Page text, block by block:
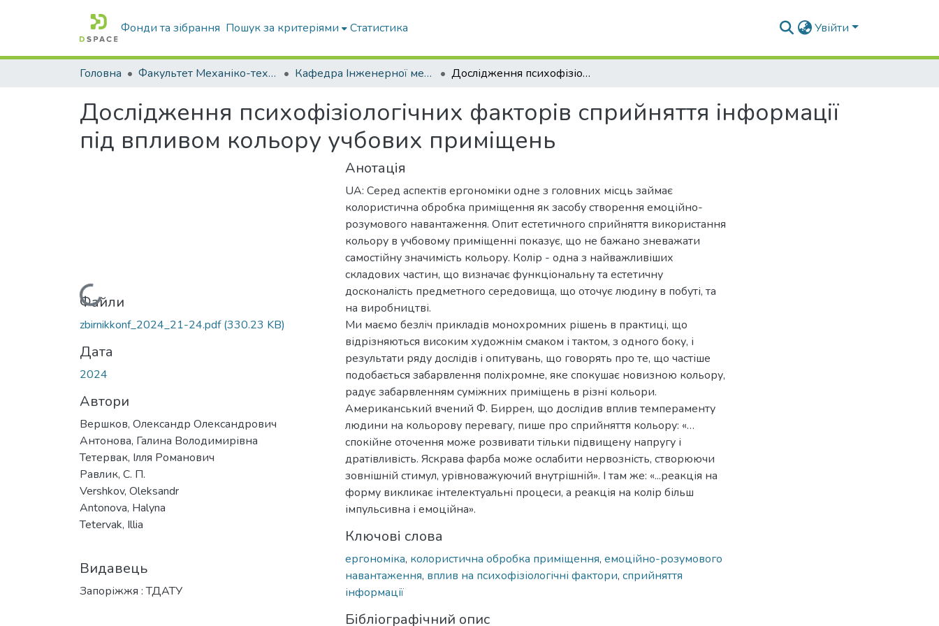
Фонди та зібрання Пошук за критеріями Статистика Увійти
Головна Факультет Механіко-технологічний Кафедра Інженерної механіки та комп'ютерного проектування Дослідження психофізіологічних факторів сприйняття інформації під впливом кольору учбових приміщень
Дослідження психофізіологічних факторів сприйняття інформації
під впливом кольору учбових приміщень
Вантажиться...
Файли
zbirnikkonf_2024_21-24.pdf(330.23 KB)
Дата
2024
Автори
Вершков, Олександр Олександрович
Антонова, Галина Володимирівна
Тетервак, Ілля Романович
Равлик, С. П.
Vershkov, Oleksandr
Antonova, Halyna
Tetervak, Illia
Видавець
Запоріжжя : ТДАТУ
Анотація
UA: Серед аспектів ергономіки одне з головних місць займає
колористична обробка приміщення як засобу створення емоційно-
розумового навантаження. Опит естетичного сприйняття використання
кольору в учбовому приміщенні показує, що не бажано зневажати
самостійну значимість кольору. Колір - одна з найважливіших
складових частин, що визначає функціональну та естетичну
досконалість предметного середовища, що оточує людину в побуті, та
на виробництві.
Ми маємо безліч прикладів монохромних рішень в практиці, що
відрізняються високим художнім смаком і тактом, з одного боку, і
результати ряду дослідів і опитувань, що говорять про те, що частіше
подобається забарвлення поліхромне, яке спокушає новизною кольору,
радує забарвленням суміжних приміщень в різні кольори.
Американський вчений Ф. Биррен, що дослідив вплив темпераменту
людини на кольорову перевагу, пише про сприйняття кольору: «…
спокійне оточення може розвивати тільки підвищену напругу і
дратівливість. Яскрава фарба може ослабити нервозність, створюючи
зовнішній стимул, урівноважуючий внутрішній». І там же: «...реакція на
форму викликає інтелектуальні процеси, а реакція на колір більш
імпульсивна і емоційна».
Ключові слова
ергономіка, колористична обробка приміщення, емоційно-розумового
навантаження, вплив на психофізіологічні фактори, сприйняття
інформації
Бібліографічний опис